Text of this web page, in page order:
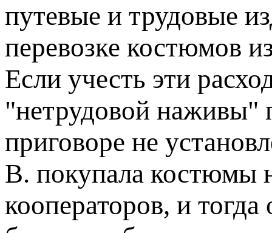
путевые и трудовые
перевозке костюмов
Если учесть эти
"нетрудовой наживы"
приговоре не
В. покупала костюмы
кооператоров, и